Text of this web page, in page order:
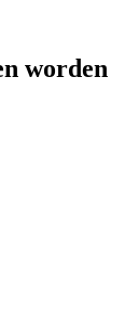
worden